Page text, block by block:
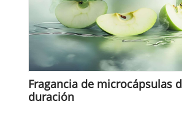
Fragancia de microcápsulas
duración